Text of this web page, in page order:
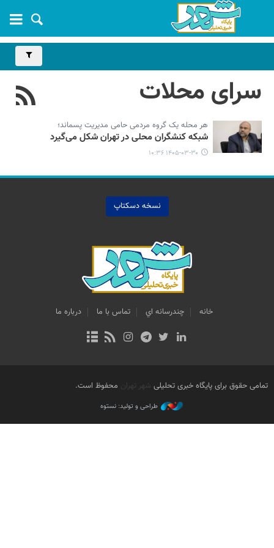
سرای محلات
هر محله یک گروه مردمی حامی مدیریت پسماند؛
شبکه‌ کنشگران محلی در تهران شکل می‌گیرد
۱۴۰۵-۰۳-۳۰ ۱۰:۳۶
نسخه دسکتاپ
خانه چندرسانه اي تماس با ما درباره ما
تمامی حقوق برای پایگاه خبری تحلیلی شهر تهران محفوظ است.
طراحی و تولید: نستوه